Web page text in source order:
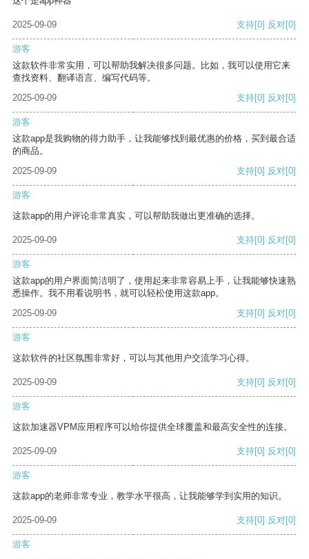
2025-09-09 支持[0] 反对[0]
游客
这款软件非常实用，可以帮助我解决很多问题。比如，我可以使用它来
查找资料、翻译语言、编写代码等。
2025-09-09
支持[0] 反对[0]
游客
这款app是我购物的得力助手，让我能够找到最优惠的价格，买到最合适
的商品。
2025-09-09
支持[0] 反对[0]
游客
这款app的用户评论非常真实，可以帮助我做出更准确的选择。
2025-09-09 支持[0] 反对[0]
游客
这款app的用户界面简洁明了，使用起来非常容易上手，让我能够快速熟
悉操作。我不用看说明书，就可以轻松使用这款app。
2025-09-09
支持[0] 反对[0]
游客
这款软件的社区氛围非常好，可以与其他用户交流学习心得。
2025-09-09 支持[0] 反对[0]
游客
这款加速器VPM应用程序可以给你提供全球覆盖和最高安全性的连接。
2025-09-09 支持[0] 反对[0]
游客
这款app的老师非常专业，教学水平很高，让我能够学到实用的知识。
2025-09-09 支持[0] 反对[0]
游客